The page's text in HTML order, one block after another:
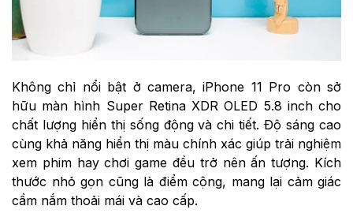
Không chỉ nổi bật ở camera, iPhone 11 Pro còn sở
hữu màn hình Super Retina XDR OLED 5.8 inch cho
chất lượng hiển thị sống động và chi tiết. Độ sáng cao
cùng khả năng hiển thị màu chính xác giúp trải nghiệm
xem phim hay chơi game đều trở nên ấn tượng. Kích
thước nhỏ gọn cũng là điểm cộng, mang lại cảm giác
cầm nắm thoải mái và cao cấp.